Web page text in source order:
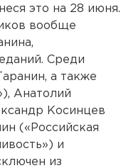
это на 28 июня.
вообще
Среди
а также
Анатолий
Косинцев
(«Российская
и
из